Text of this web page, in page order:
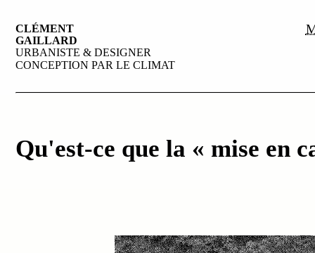
CLÉMENT
GAILLARD
URBANISTE & DESIGNER
CONCEPTION PAR LE CLIMAT
Qu'est-ce que la « mise en